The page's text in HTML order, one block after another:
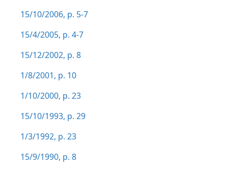
15/10/2006, p. 5-7
15/4/2005, p. 4-7
15/12/2002, p. 8
1/8/2001, p. 10
1/10/2000, p. 23
15/10/1993, p. 29
1/3/1992, p. 23
15/9/1990, p. 8